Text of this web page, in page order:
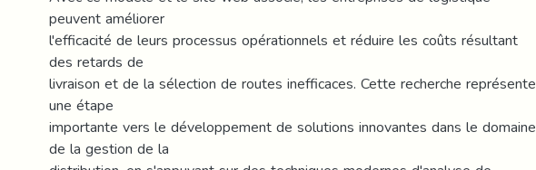
peuvent améliorer
l'efficacité de leurs processus opérationnels et réduire les coûts résultant
des retards de
livraison et de la sélection de routes inefficaces. Cette recherche représente
une étape
importante vers le développement de solutions innovantes dans le domaine
de la gestion de la